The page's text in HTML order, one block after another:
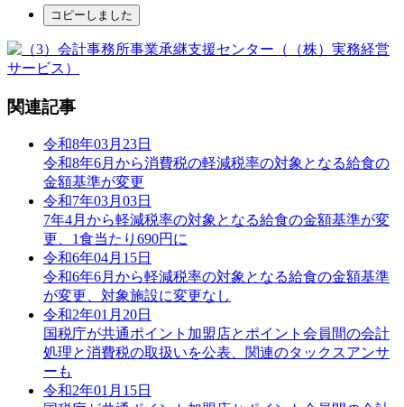
コピーしました
関連記事
令和8年03月23日
令和8年6月から消費税の軽減税率の対象となる給食の
金額基準が変更
令和7年03月03日
7年4月から軽減税率の対象となる給食の金額基準が変
更、1食当たり690円に
令和6年04月15日
令和6年6月から軽減税率の対象となる給食の金額基準
が変更、対象施設に変更なし
令和2年01月20日
国税庁が共通ポイント加盟店とポイント会員間の会計
処理と消費税の取扱いを公表、関連のタックスアンサ
ーも
令和2年01月15日